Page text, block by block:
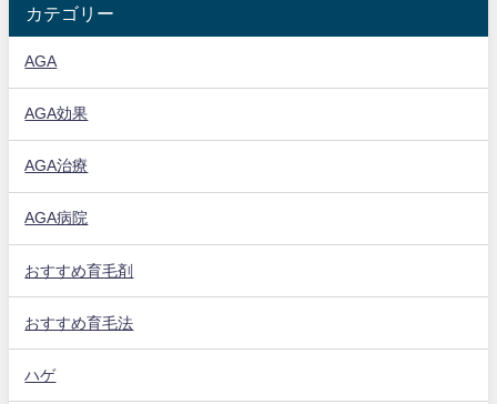
カテゴリー
AGA
AGA効果
AGA治療
AGA病院
おすすめ育毛剤
おすすめ育毛法
ハゲ